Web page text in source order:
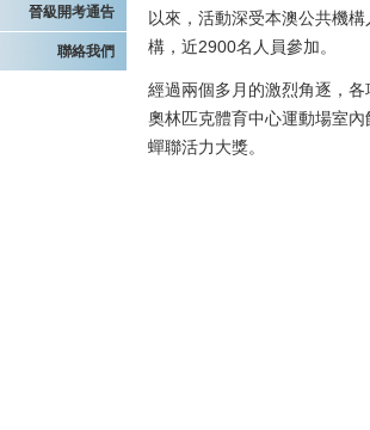
晉級開考通告
聯絡我們
以來，活動深受本澳公共機
構，近2900名人員參加。
經過兩個多月的激烈角逐，
奧林匹克體育中心運動場室
蟬聯活力大獎。